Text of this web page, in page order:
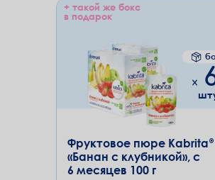
+ такой же бокс
в подарок
Фруктовое пюре Kabrita®
«Банан с клубникой», с
6 месяцев 100 г